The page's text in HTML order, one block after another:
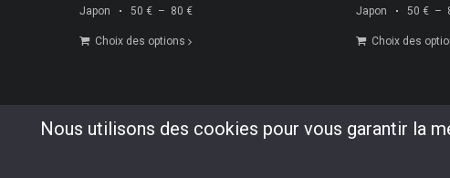
Japon
Choix des options
50 € – 80 €Plage
Japon
Choix des
50 € –
Nous utilisons des cookies pour vous garantir la